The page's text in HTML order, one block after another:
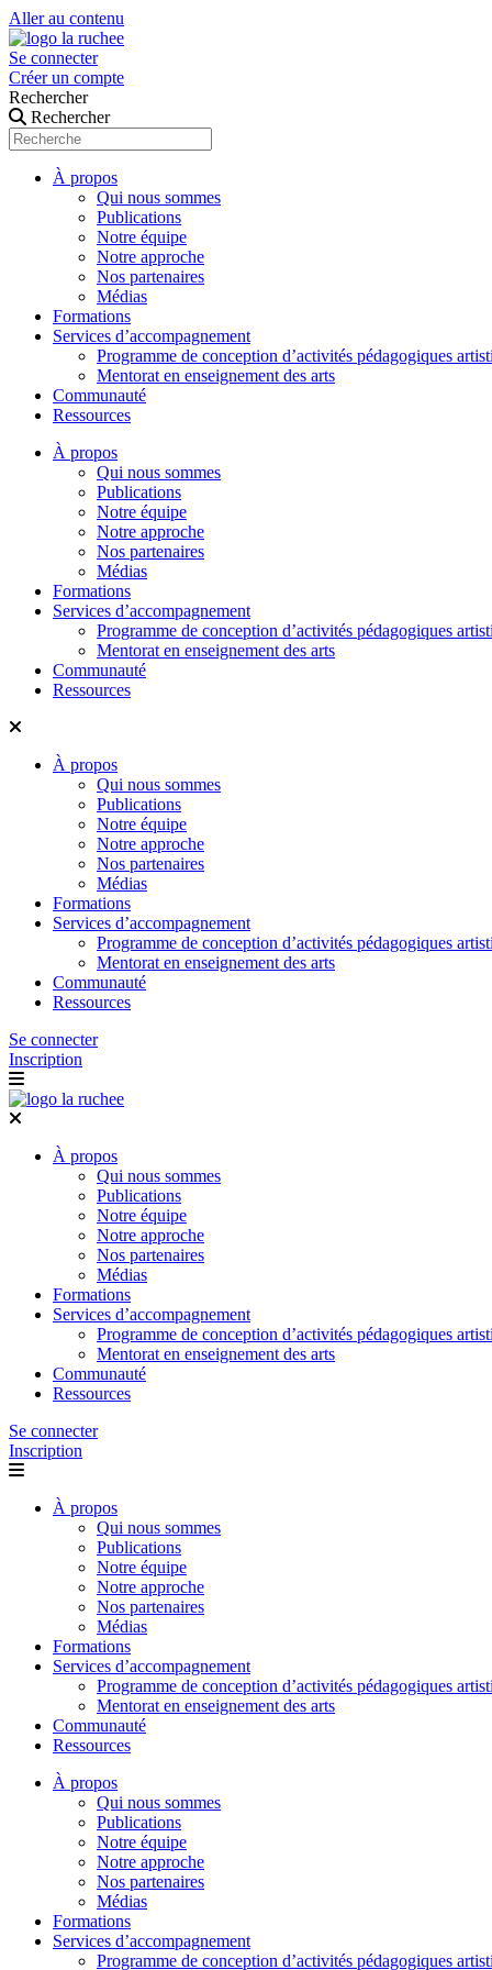
Aller au contenu
Se connecter
Créer un compte
Rechercher
Rechercher
À propos
Qui nous sommes
Publications
Notre équipe
Notre approche
Nos partenaires
Médias
Formations
Services d’accompagnement
Programme de conception d’activités pédagogiques
Mentorat en enseignement des arts
Communauté
Ressources
À propos
Qui nous sommes
Publications
Notre équipe
Notre approche
Nos partenaires
Médias
Formations
Services d’accompagnement
Programme de conception d’activités pédagogiques
Mentorat en enseignement des arts
Communauté
Ressources
À propos
Qui nous sommes
Publications
Notre équipe
Notre approche
Nos partenaires
Médias
Formations
Services d’accompagnement
Programme de conception d’activités pédagogiques
Mentorat en enseignement des arts
Communauté
Ressources
Se connecter
Inscription
À propos
Qui nous sommes
Publications
Notre équipe
Notre approche
Nos partenaires
Médias
Formations
Services d’accompagnement
Programme de conception d’activités pédagogiques
Mentorat en enseignement des arts
Communauté
Ressources
Se connecter
Inscription
À propos
Qui nous sommes
Publications
Notre équipe
Notre approche
Nos partenaires
Médias
Formations
Services d’accompagnement
Programme de conception d’activités pédagogiques
Mentorat en enseignement des arts
Communauté
Ressources
À propos
Qui nous sommes
Publications
Notre équipe
Notre approche
Nos partenaires
Médias
Formations
Services d’accompagnement
Programme de conception d’activités pédagogiques